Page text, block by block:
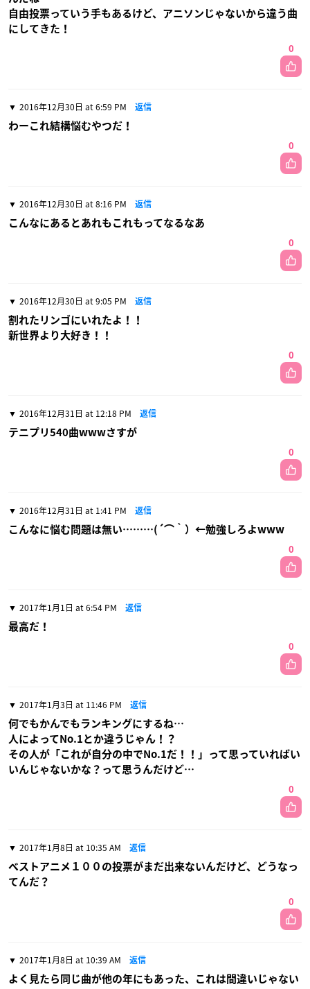
自由投票っていう手もあるけど、アニソンじゃないから違う曲
にしてきた！
0
2016年12月30日 at 6:59 PM 返信
わーこれ結構悩むやつだ！
0
2016年12月30日 at 8:16 PM 返信
こんなにあるとあれもこれもってなるなあ
0
2016年12月30日 at 9:05 PM 返信
割れたリンゴにいれたよ！！
新世界より大好き！！
0
2016年12月31日 at 12:18 PM 返信
テニプリ540曲wwwさすが
0
2016年12月31日 at 1:41 PM 返信
こんなに悩む問題は無い………(´⌒｀）←勉強しろよwww
0
2017年1月1日 at 6:54 PM 返信
最高だ！
0
2017年1月3日 at 11:46 PM 返信
何でもかんでもランキングにするね…
人によってNo.1とか違うじゃん！？
その人が「これが自分の中でNo.1だ！！」って思っていればい
いんじゃないかな？って思うんだけど…
0
2017年1月8日 at 10:35 AM 返信
ベストアニメ１００の投票がまだ出来ないんだけど、どうなっ
てんだ？
0
2017年1月8日 at 10:39 AM 返信
よく見たら同じ曲が他の年にもあった、これは間違いじゃない